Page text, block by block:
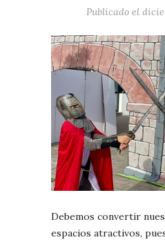
Publicado el
Debemos convertir
espacios atractivos,